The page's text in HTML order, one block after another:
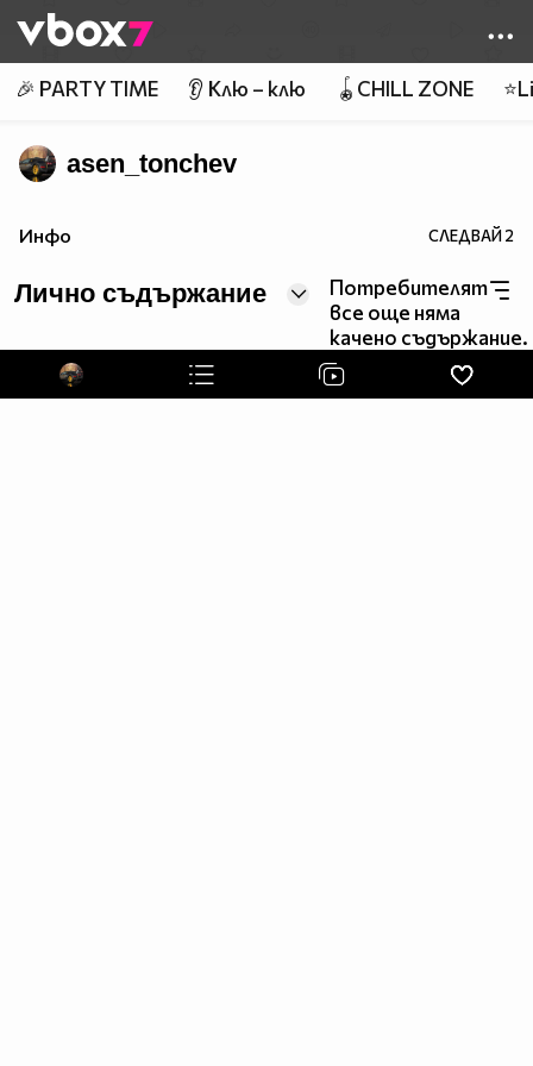
👾
🎉 PARTY TIME 👂 Клю – клю 🪀CHILL ZONE
asen_tonchev
Инфо СЛЕДВАЙ2
Лично съдържание
Потребителят
все още няма
качено съдържание.